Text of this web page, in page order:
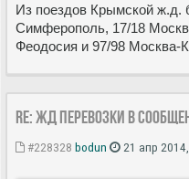
Из поездов Крымской ж.д.
Симферополь, 17/18
Феодосия и 97/98 Москва-
Re: ЖД перевозки в
#228328 bodun 21 апр